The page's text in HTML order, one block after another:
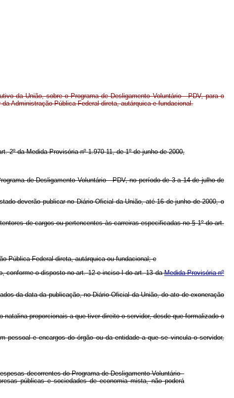
da União, sobre o Programa de Desligamento Voluntário - PDV, para o
Administração Pública Federal direta, autárquica e fundacional.
da Medida Provisória nº 1.970-11, de 1º de junho de 2000,
de Desligamento Voluntário - PDV, no período de 3 a 14 de julho de
deverão publicar no Diário Oficial da União, até 16 de junho de 2000, o
de cargos ou pertencentes às carreiras especificadas no § 1º do art.
Pública Federal direta, autárquica ou fundacional; e
conforme o disposto no art. 12 e inciso I do art. 13 daMedida Provisória nº
da data da publicação, no Diário Oficial da União, do ato de exoneração
proporcionais a que tiver direito o servidor, desde que formalizado o
pessoal e encargos do órgão ou da entidade a que se vincula o servidor,
decorrentes do Programa de Desligamento Voluntário -
públicas e sociedades de economia mista, não poderá